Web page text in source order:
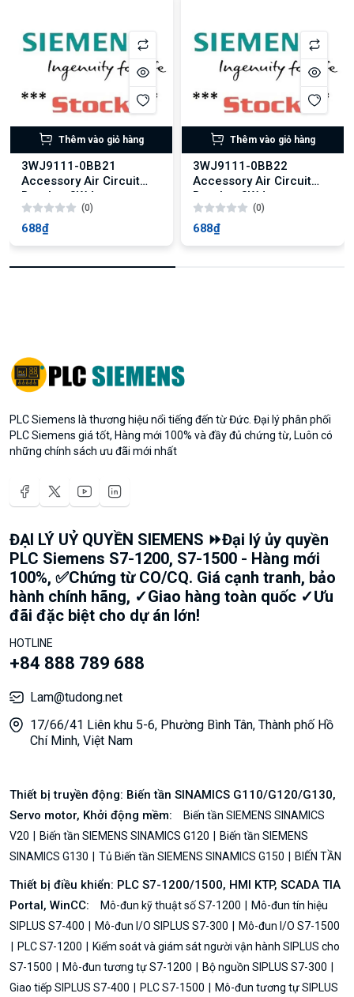
Thêm vào giỏ hàng
3WJ9111-0BB21
Accessory Air Circuit
Breaker 3WJ
(0)
688₫
Thêm vào giỏ hàng
3WJ9111-0BB22
Accessory Air Circuit
Breaker 3WJ
(0)
688₫
PLC Siemens là thương hiệu nổi tiếng đến từ Đức. Đại lý phân phối
PLC Siemens giá tốt, Hàng mới 100% và đầy đủ chứng từ, Luôn có
những chính sách ưu đãi mới nhất
ĐẠI LÝ UỶ QUYỀN SIEMENS ⏩Đại lý ủy quyền
PLC Siemens S7-1200, S7-1500 - Hàng mới
100%, ✅Chứng từ CO/CQ. Giá cạnh tranh, bảo
hành chính hãng, ✓Giao hàng toàn quốc ✓Ưu
đãi đặc biệt cho dự án lớn!
HOTLINE
+84 888 789 688
Lam@tudong.net
17/66/41 Liên khu 5-6, Phường Bình Tân, Thành phố Hồ
Chí Minh, Việt Nam
Thiết bị truyền động: Biến tần SINAMICS G110/G120/G130,
Servo motor, Khởi động mềm:
Biến tần SIEMENS SINAMICS
V20
Biến tần SIEMENS SINAMICS G120
Biến tần SIEMENS
SINAMICS G130
Tủ Biến tần SIEMENS SINAMICS G150 BIẾN TẦN
Thiết bị điều khiển: PLC S7-1200/1500, HMI KTP, SCADA TIA
Portal, WinCC:
Mô-đun kỹ thuật số S7-1200
Mô-đun tín hiệu
SIPLUS S7-400
Mô-đun I/O SIPLUS S7-300
Mô-đun I/O S7-1500
PLC S7-1200
Kiểm soát và giám sát người vận hành SIPLUS cho
S7-1500
Mô-đun tương tự S7-1200
Bộ nguồn SIPLUS S7-300
Giao tiếp SIPLUS S7-400
PLC S7-1500
Mô-đun tương tự SIPLUS